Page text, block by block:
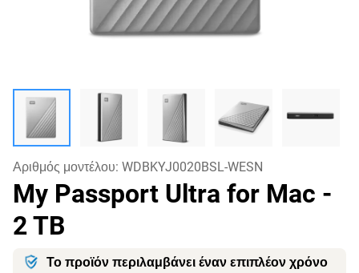
Αριθμός μοντέλου: WDBKYJ0020BSL-WESN
My Passport Ultra for Mac -
2 TB
Το προϊόν περιλαμβάνει έναν επιπλέον χρόνο